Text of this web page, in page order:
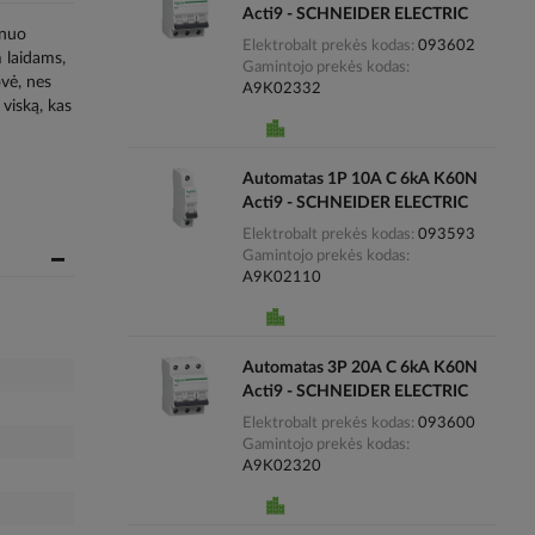
laidams,
nes
kas
Acti9 - SCHNEIDER ELECTRIC
Elektrobalt prekės kodas 093602
Gamintojo prekės kodas
A9K02332
Automatas 1P 10A C 6kA K60N
Acti9 - SCHNEIDER ELECTRIC
Elektrobalt prekės kodas 093593
Gamintojo prekės kodas
A9K02110
Automatas 3P 20A C 6kA K60N
Acti9 - SCHNEIDER ELECTRIC
Elektrobalt prekės kodas 093600
Gamintojo prekės kodas
A9K02320